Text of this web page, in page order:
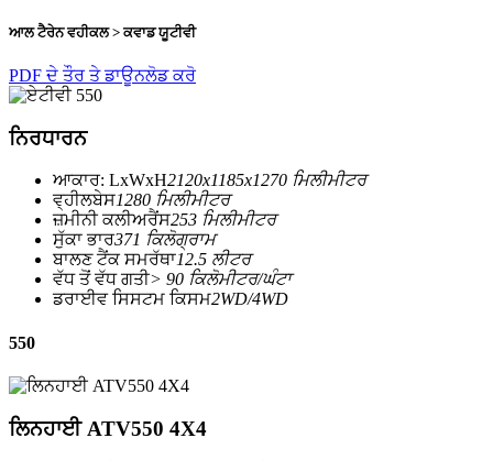
ਆਲ ਟੈਰੇਨ ਵਹੀਕਲ > ਕਵਾਡ ਯੂਟੀਵੀ
PDF ਦੇ ਤੌਰ ਤੇ ਡਾਊਨਲੋਡ ਕਰੋ
ਨਿਰਧਾਰਨ
ਆਕਾਰ: LxWxH2120x1185x1270 ਮਿਲੀਮੀਟਰ
ਵ੍ਹੀਲਬੇਸ1280 ਮਿਲੀਮੀਟਰ
ਜ਼ਮੀਨੀ ਕਲੀਅਰੈਂਸ253 ਮਿਲੀਮੀਟਰ
ਸੁੱਕਾ ਭਾਰ371 ਕਿਲੋਗ੍ਰਾਮ
ਬਾਲਣ ਟੈਂਕ ਸਮਰੱਥਾ12.5 ਲੀਟਰ
ਵੱਧ ਤੋਂ ਵੱਧ ਗਤੀ> 90 ਕਿਲੋਮੀਟਰ/ਘੰਟਾ
ਡਰਾਈਵ ਸਿਸਟਮ ਕਿਸਮ2WD/4WD
550
ਲਿਨਹਾਈ ATV550 4X4